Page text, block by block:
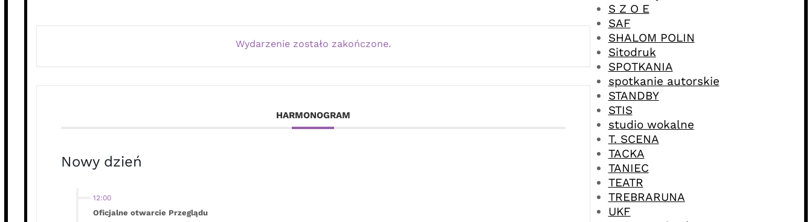
Wydarzenie zostało zakończone.
HARMONOGRAM
Nowy dzień
12:00
Oficjalne otwarcie Przeglądu
S Z O E
SAF
SHALOM POLIN
Sitodruk
SPOTKANIA
spotkanie autorskie
STANDBY
STIS
studio wokalne
T. SCENA
TACKA
TANIEC
TEATR
TREBRARUNA
UKF